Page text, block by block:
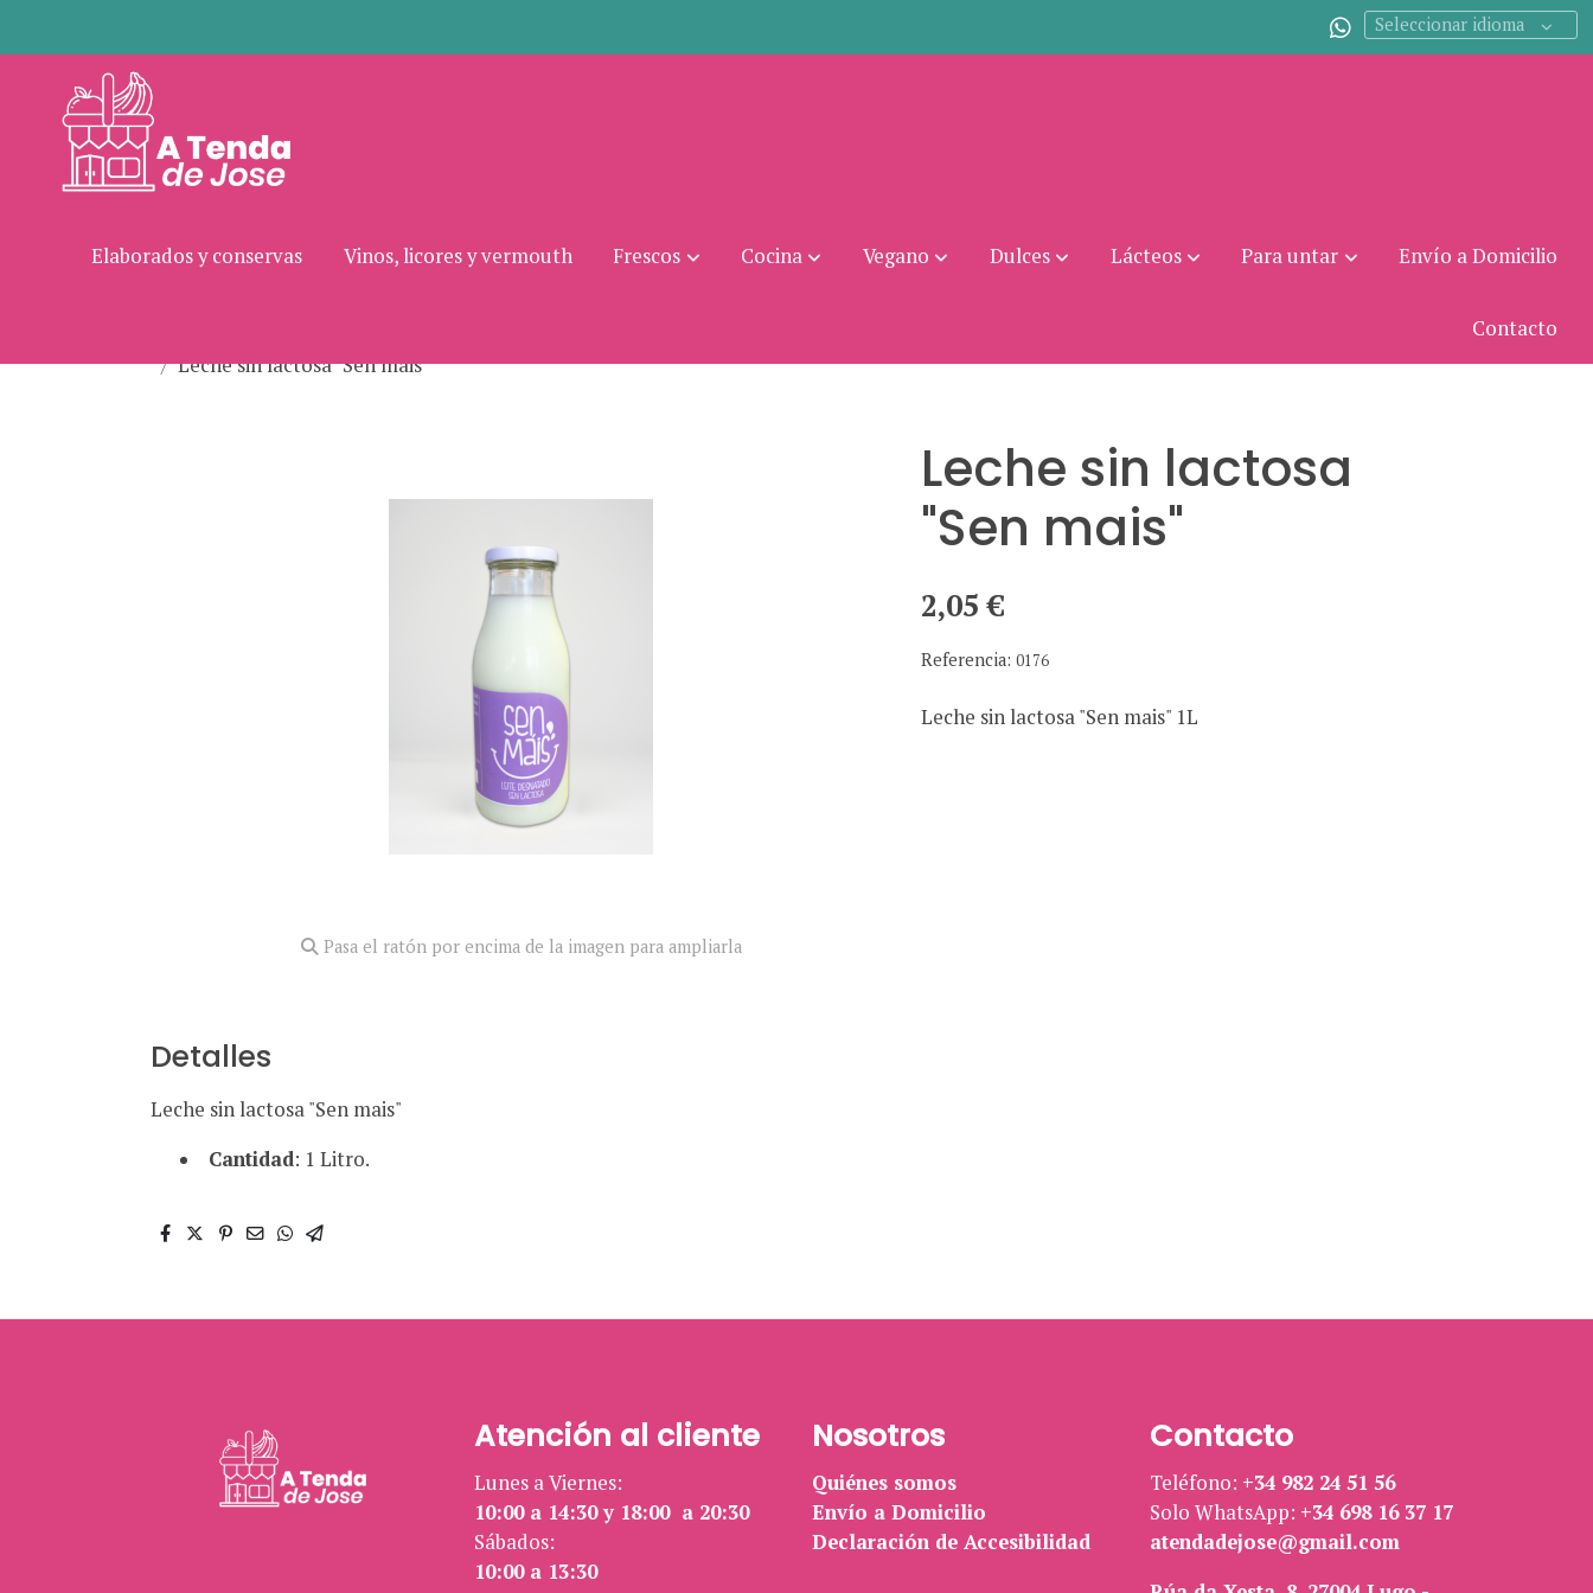
Seleccionar idioma
Elaborados y conservas Vinos, licores y vermouth Frescos Cocina Vegano Dulces Lácteos Para untar Envío a Domicilio
Contacto
Leche sin lactosa "Sen mais"
Pasa el ratón por encima de la imagen para ampliarla
Detalles
Leche sin lactosa "Sen mais"
Cantidad: 1 Litro.
Leche sin lactosa
"Sen mais"
2,05 €
Referencia:0176
Leche sin lactosa "Sen mais" 1L
Atención al cliente
Lunes a Viernes:
10:00 a 14:30 y 18:00 a 20:30
Sábados:
10:00 a 13:30
Nosotros
Quiénes somos
Envío a Domicilio
Declaración de Accesibilidad
Contacto
Teléfono: +34 982 24 51 56
Solo WhatsApp: +34 698 16 37 17
atendadejose@gmail.com